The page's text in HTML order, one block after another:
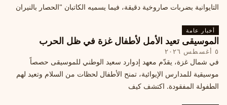
التايوانية بضربات صاروخية دقيقة، فيما يسميه الكاتبان "الحصار بالنيران
أخبار عامة
الموسيقى تعيد الأمل لأطفال غزة في ظل الحرب
٥ أغسطس ٢٠٢٦
في شمال غزة، يقدّم معهد إدوارد سعيد الوطني للموسيقى حصصاً
موسيقية للمدارس الإيوائية، تمنح الأطفال لحظات من السلام وتعيد لهم
الطفولة المفقودة. اكتشف كيف